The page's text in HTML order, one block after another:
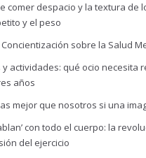
comer despacio y la textura de
y el peso
sobre la Salud
actividades: qué ocio necesita
años
mejor que nosotros si una
con todo el cuerpo: la
del ejercicio